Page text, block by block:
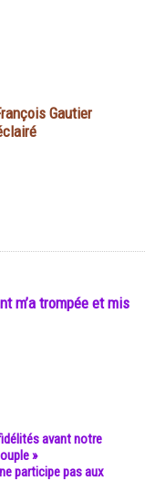
Gautier
m’a trompée et mis
avant notre
»
participe pas aux